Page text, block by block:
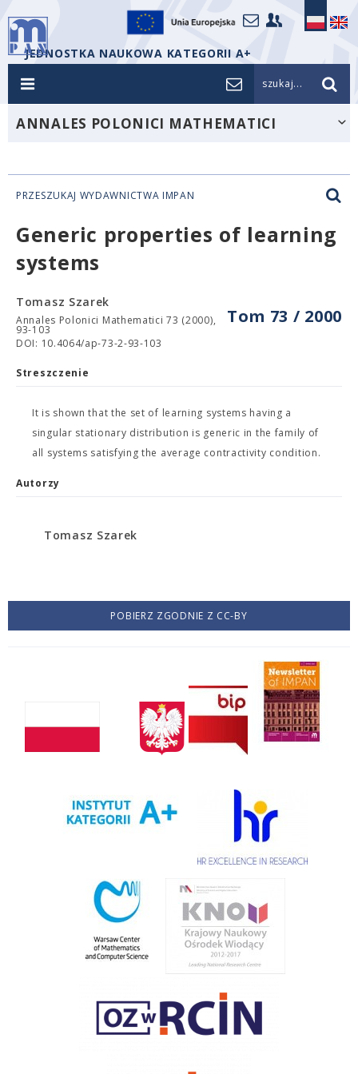
JEDNOSTKA NAUKOWA KATEGORII A+
szukaj...
ANNALES POLONICI MATHEMATICI
PRZESZUKAJ WYDAWNICTWA IMPAN
Generic properties of learning
systems
Tom 73 / 2000
Tomasz Szarek
Annales Polonici Mathematici 73 (2000),
93-103
DOI: 10.4064/ap-73-2-93-103
Streszczenie
It is shown that the set of learning systems having a
singular stationary distribution is generic in the family of
all systems satisfying the average contractivity condition.
Autorzy
Tomasz Szarek
POBIERZ ZGODNIE Z CC-BY